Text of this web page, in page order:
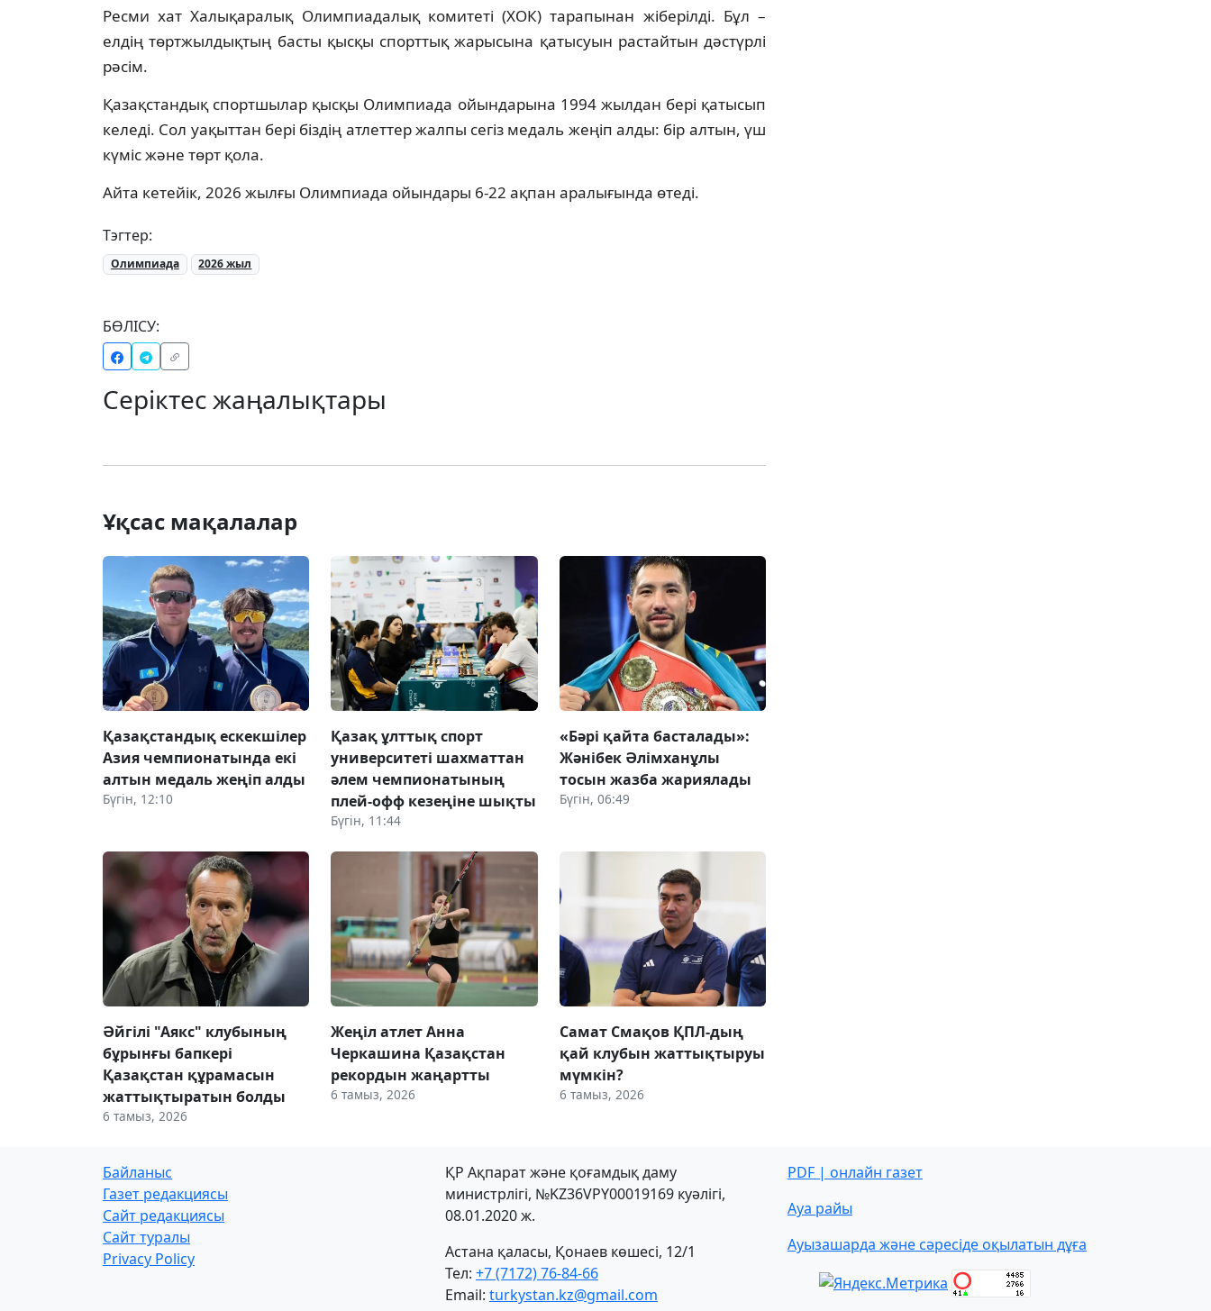
Ресми хат Халықаралық Олимпиадалық комитеті (ХОК) тарапынан жіберілді. Бұл –
елдің төртжылдықтың басты қысқы спорттық жарысына қатысуын растайтын дәстүрлі
рәсім.
Қазақстандық спортшылар қысқы Олимпиада ойындарына 1994 жылдан бері қатысып
келеді. Сол уақыттан бері біздің атлеттер жалпы сегіз медаль жеңіп алды: бір алтын, үш
күміс және төрт қола.
Айта кетейік, 2026 жылғы Олимпиада ойындары 6-22 ақпан аралығында өтеді.
Тэгтер:
Олимпиада 2026 жыл
БӨЛІСУ:
Серіктес жаңалықтары
Ұқсас мақалалар
Қазақстандық ескекшілер
Азия чемпионатында екі
алтын медаль жеңіп алды
Бүгін, 12:10
Қазақ ұлттық спорт
университеті шахматтан
әлем чемпионатының
плей-офф кезеңіне шықты
Бүгін, 11:44
«Бәрі қайта басталады»:
Жәнібек Әлімханұлы
тосын жазба жариялады
Бүгін, 06:49
Әйгілі "Аякс" клубының
бұрынғы бапкері
Қазақстан құрамасын
жаттықтыратын болды
6 тамыз, 2026
Жеңіл атлет Анна
Черкашина Қазақстан
рекордын жаңартты
6 тамыз, 2026
Самат Смақов ҚПЛ-дың
қай клубын жаттықтыруы
мүмкін?
6 тамыз, 2026
Байланыс
Газет редакциясы
Сайт редакциясы
Сайт туралы
Privacy Policy
ҚР Ақпарат және қоғамдық даму
министрлігі, №KZ36VPY00019169 куәлігі,
08.01.2020 ж.
Астана қаласы, Қонаев көшесі, 12/1
Тел: +7 (7172) 76-84-66
Email: turkystan.kz@gmail.com
PDF | онлайн газет
Ауа райы
Ауызашарда және сәресіде оқылатын дұға